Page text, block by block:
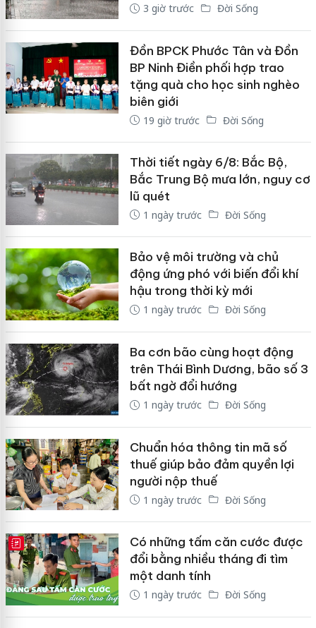
3 giờ trước Đời Sống
Đồn BPCK Phước Tân và Đồn
BP Ninh Điền phối hợp trao
tặng quà cho học sinh nghèo
biên giới
19 giờ trước Đời Sống
Thời tiết ngày 6/8: Bắc Bộ,
Bắc Trung Bộ mưa lớn, nguy cơ
lũ quét
1 ngày trước Đời Sống
Bảo vệ môi trường và chủ
động ứng phó với biến đổi khí
hậu trong thời kỳ mới
1 ngày trước Đời Sống
Ba cơn bão cùng hoạt động
trên Thái Bình Dương, bão số 3
bất ngờ đổi hướng
1 ngày trước Đời Sống
Chuẩn hóa thông tin mã số
thuế giúp bảo đảm quyền lợi
người nộp thuế
1 ngày trước Đời Sống
E-MAGAZINE
Có những tấm căn cước được
đổi bằng nhiều tháng đi tìm
một danh tính
1 ngày trước Đời Sống